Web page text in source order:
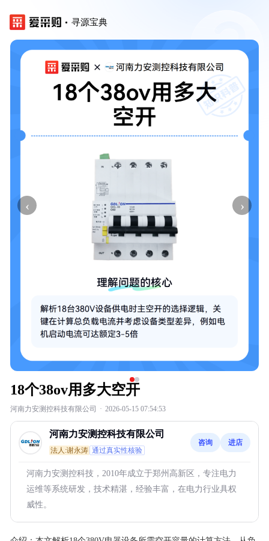
寻源宝典
‹ ›
18个38ov用多大空开
河南力安测控科技有限公司 · 2026-05-15 07:54:53
河南力安测控科技有限公司
法人:谢永涛 通过真实性核验
咨询 进店
河南力安测控科技，2010年成立于郑州高新区，专注电力
运维等系统研发，技术精湛，经验丰富，在电力行业具权
威性。